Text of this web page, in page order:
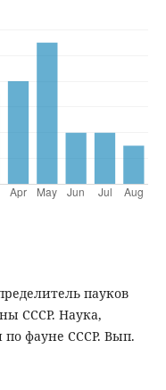
пауков
СССР. Наука,
по фауне СССР. Вып.